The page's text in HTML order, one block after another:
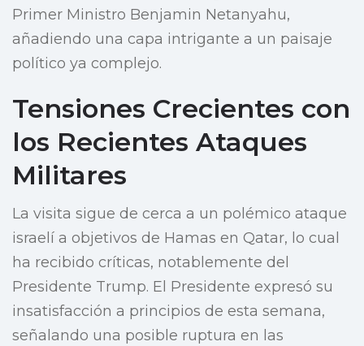
Primer Ministro Benjamin Netanyahu,
añadiendo una capa intrigante a un paisaje
político ya complejo.
Tensiones Crecientes con
los Recientes Ataques
Militares
La visita sigue de cerca a un polémico ataque
israelí a objetivos de Hamas en Qatar, lo cual
ha recibido críticas, notablemente del
Presidente Trump. El Presidente expresó su
insatisfacción a principios de esta semana,
señalando una posible ruptura en las